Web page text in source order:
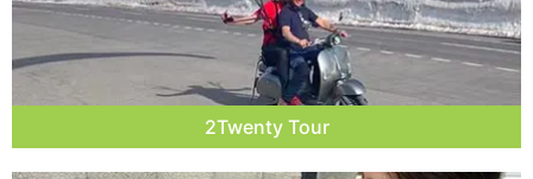
2Twenty Tour